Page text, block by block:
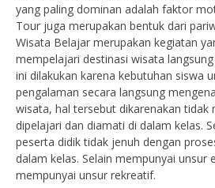
yang paling dominan adalah faktor
Tour juga merupakan bentuk dari
Wisata Belajar merupakan kegiatan
mempelajari destinasi wisata
ini dilakukan karena kebutuhan siswa
pengalaman secara langsung
wisata, hal tersebut dikarenakan tidak
dipelajari dan diamati di dalam kelas.
peserta didik tidak jenuh dengan
dalam kelas. Selain mempunyai unsur
mempunyai unsur rekreatif.